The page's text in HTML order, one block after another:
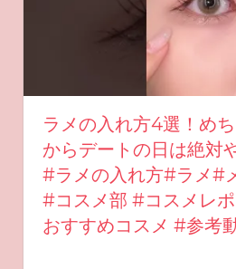
ラメの入れ方4選！め
からデートの日は絶対
#ラメの入れ方#ラメ#
#コスメ部 #コスメレ
おすすめコスメ #参考